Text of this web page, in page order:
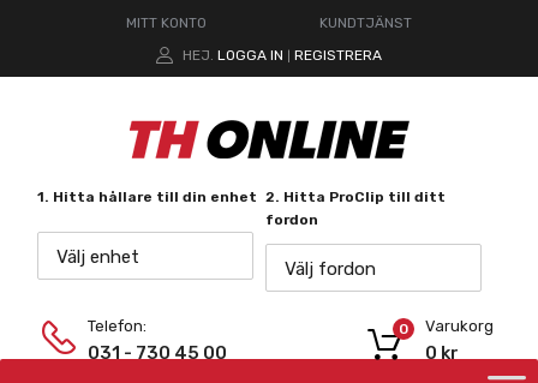
MITT KONTO
KUNDTJÄNST
HEJ. LOGGA IN REGISTRERA
1. Hitta hållare till din enhet
Välj enhet
2. Hitta ProClip till ditt
fordon
Välj fordon
Telefon:
031 - 730 45 00
Varukorg
0 kr
0